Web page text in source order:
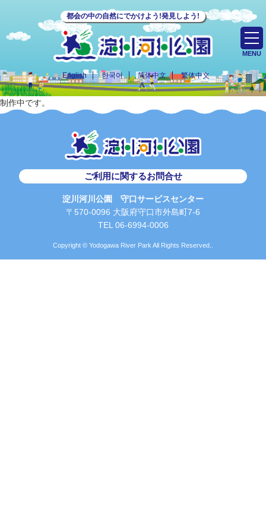
都会の中の自然にでかけよう!発見しよう!
English 한국어 简体中文 繁体中文
MENU
制作中です。
ご利用に関するお問合せ
淀川河川公園 守口サービスセンター
〒570-0096 大阪府守口市外島町7-6
TEL 06-6994-0006
Copyright © Yodogawa River Park All Rights Reserved..